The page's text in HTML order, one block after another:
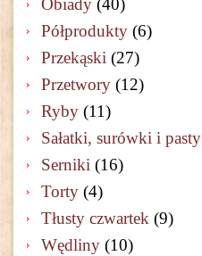
Obiady (40)
Półprodukty (6)
Przekąski (27)
Przetwory (12)
Ryby (11)
Sałatki, surówki i pasty
Serniki (16)
Torty (4)
Tłusty czwartek (9)
Wędliny (10)